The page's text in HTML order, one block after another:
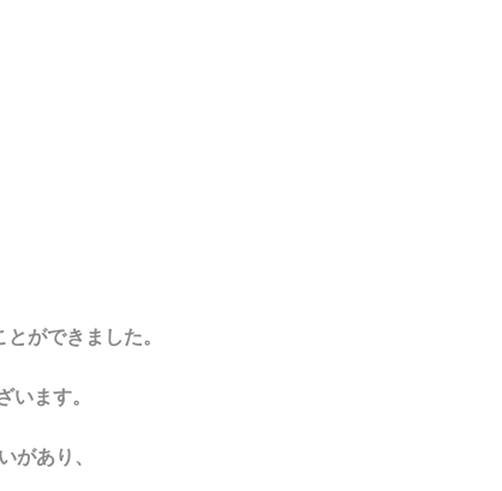
ができました。
います。
があり、